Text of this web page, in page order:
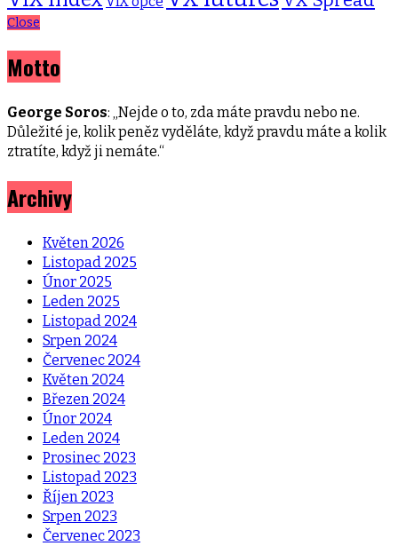
Close
Motto
George Soros: „Nejde o to, zda máte pravdu nebo ne.
Důležité je, kolik peněz vyděláte, když pravdu máte a kolik
ztratíte, když ji nemáte.“
Archivy
Květen 2026
Listopad 2025
Únor 2025
Leden 2025
Listopad 2024
Srpen 2024
Červenec 2024
Květen 2024
Březen 2024
Únor 2024
Leden 2024
Prosinec 2023
Listopad 2023
Říjen 2023
Srpen 2023
Červenec 2023